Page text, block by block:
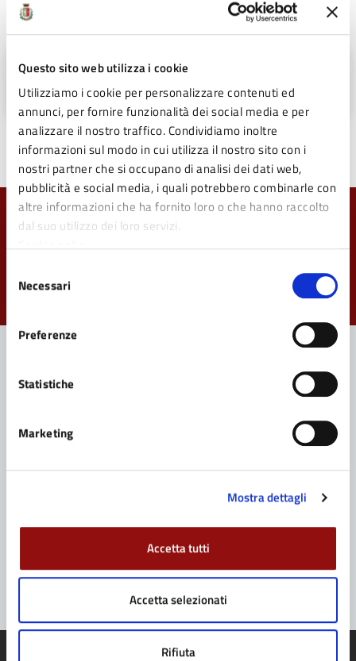
Questo sito web utilizza i cookie
Utilizziamo i cookie per personalizzare contenuti ed
annunci, per fornire funzionalità dei social media e per
analizzare il nostro traffico. Condividiamo inoltre
informazioni sul modo in cui utilizza il nostro sito con i
nostri partner che si occupano di analisi dei dati web,
pubblicità e social media, i quali potrebbero combinarle con
altre informazioni che ha fornito loro o che hanno raccolto
dal suo utilizzo dei loro servizi.
delNecessari
Preferenze
Statistiche
Marketing
Mostra dettagli
Accetta tutti
Accetta selezionati
Rifiuta
Allegati
Scarica la locandina dell'evento (PDF - 1
MB)
Quanto sono chiare le informazioni su questa
Valuta da 1 a 5 stelle la pagina
Contatta il Comune
Leggi le domande frequenti
Problemi in città